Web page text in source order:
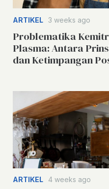
ARTIKEL 3 weeks ago
Problematika
Plasma: Antara
dan Ketimpangan
ARTIKEL 4 weeks ago